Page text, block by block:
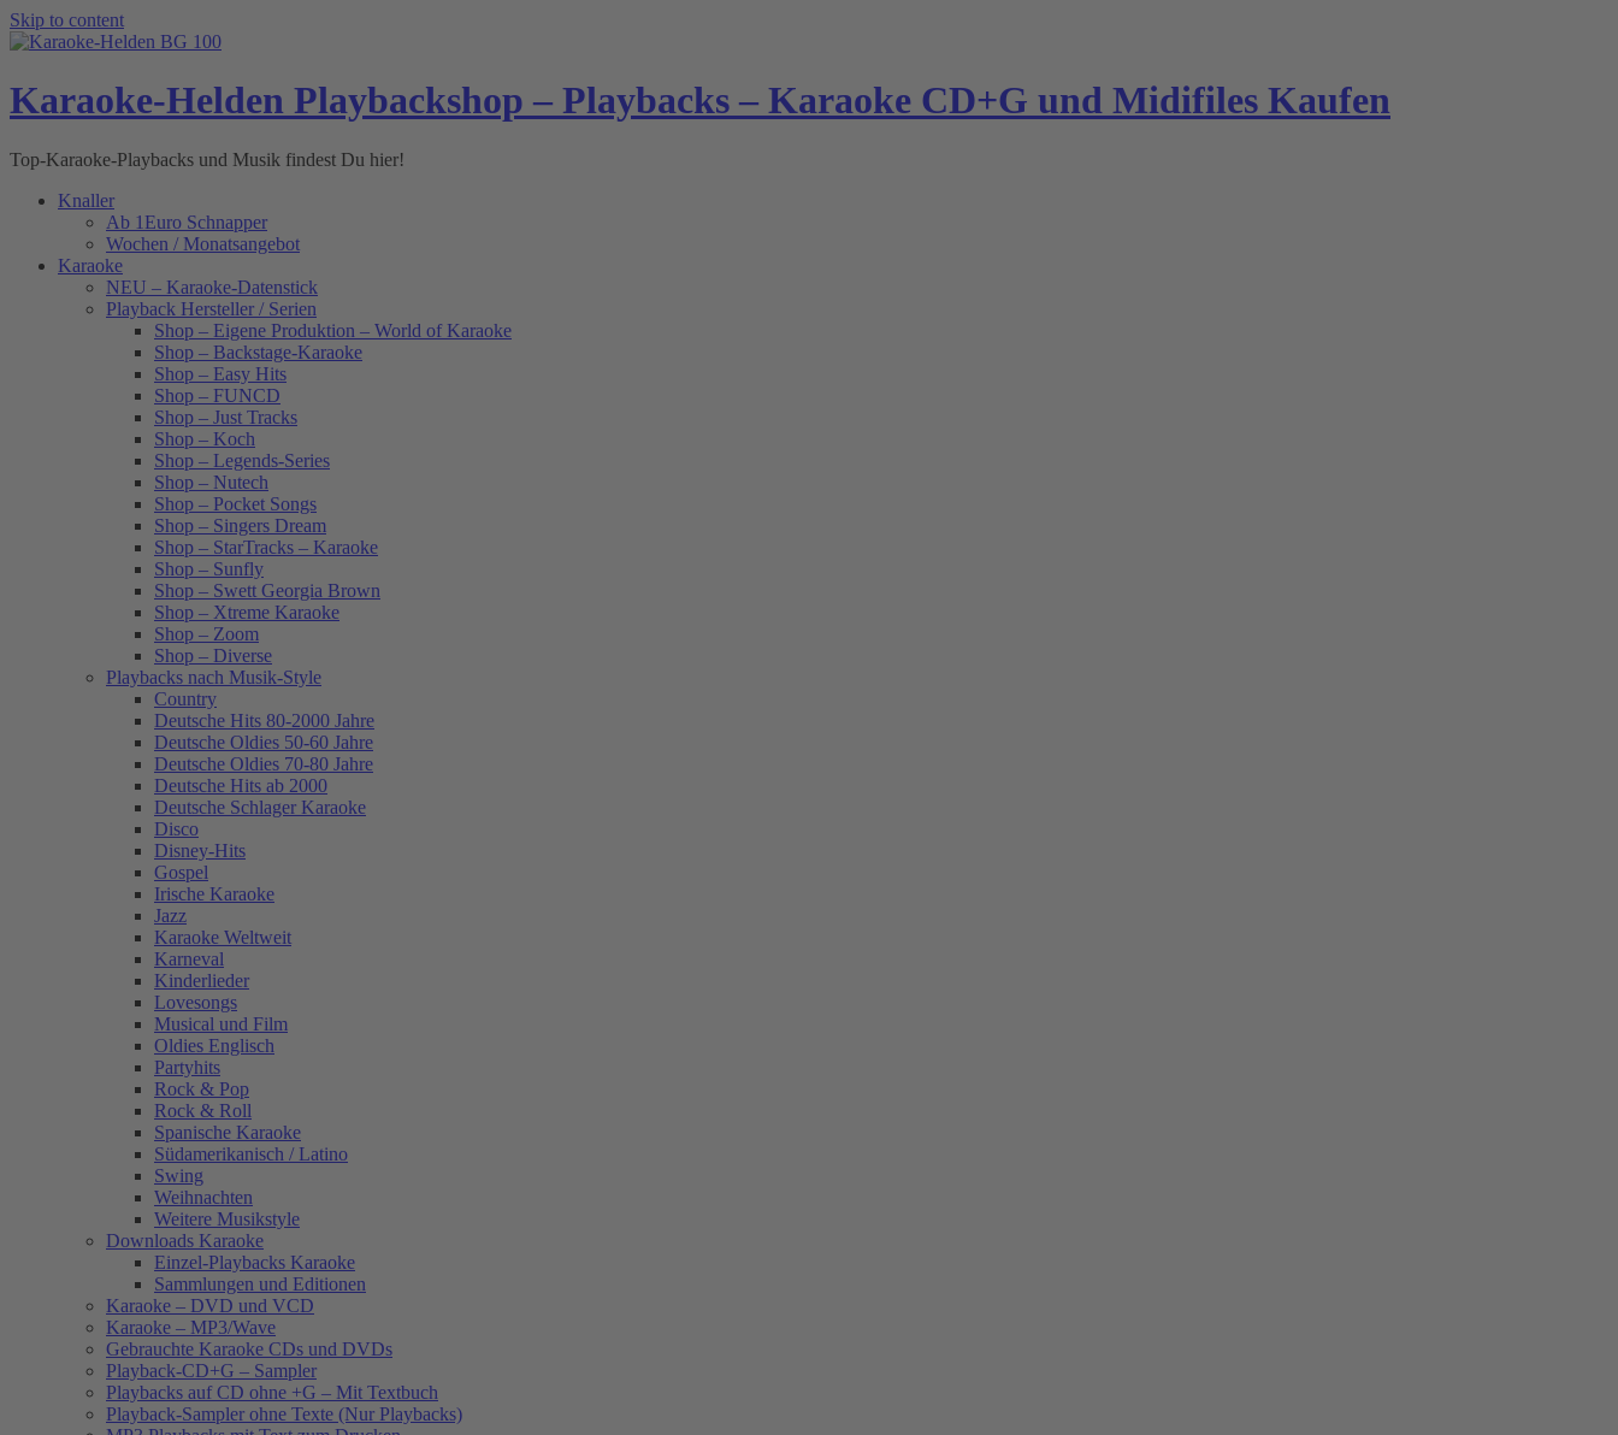
Skip to content
Karaoke-Helden Playbackshop – Playbacks – Karaoke CD+G und Midifiles Kaufen
Top-Karaoke-Playbacks und Musik findest Du hier!
Knaller
Ab 1Euro Schnapper
Wochen / Monatsangebot
Karaoke
NEU – Karaoke-Datenstick
Playback Hersteller / Serien
Shop – Eigene Produktion – World of Karaoke
Shop – Backstage-Karaoke
Shop – Easy Hits
Shop – FUNCD
Shop – Just Tracks
Shop – Koch
Shop – Legends-Series
Shop – Nutech
Shop – Pocket Songs
Shop – Singers Dream
Shop – StarTracks – Karaoke
Shop – Sunfly
Shop – Swett Georgia Brown
Shop – Xtreme Karaoke
Shop – Zoom
Shop – Diverse
Playbacks nach Musik-Style
Country
Deutsche Hits 80-2000 Jahre
Deutsche Oldies 50-60 Jahre
Deutsche Oldies 70-80 Jahre
Deutsche Hits ab 2000
Deutsche Schlager Karaoke
Disco
Disney-Hits
Gospel
Irische Karaoke
Jazz
Karaoke Weltweit
Karneval
Kinderlieder
Lovesongs
Musical und Film
Oldies Englisch
Partyhits
Rock & Pop
Rock & Roll
Spanische Karaoke
Südamerikanisch / Latino
Swing
Weihnachten
Weitere Musikstyle
Downloads Karaoke
Einzel-Playbacks Karaoke
Sammlungen und Editionen
Karaoke – DVD und VCD
Karaoke – MP3/Wave
Gebrauchte Karaoke CDs und DVDs
Playback-CD+G – Sampler
Playbacks auf CD ohne +G – Mit Textbuch
Playback-Sampler ohne Texte (Nur Playbacks)